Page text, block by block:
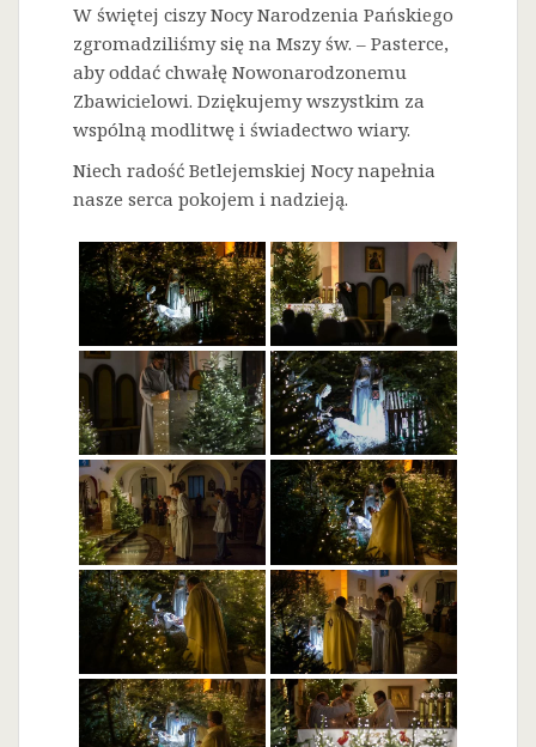
W świętej ciszy Nocy Narodzenia Pańskiego
zgromadziliśmy się na Mszy św. – Pasterce,
aby oddać chwałę Nowonarodzonemu
Zbawicielowi. Dziękujemy wszystkim za
wspólną modlitwę i świadectwo wiary.
Niech radość Betlejemskiej Nocy napełnia
nasze serca pokojem i nadzieją.